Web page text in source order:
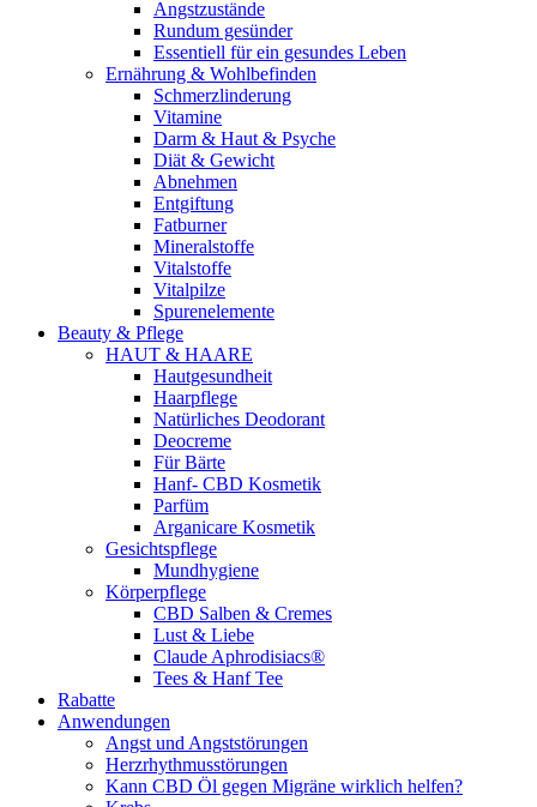
Angstzustände
Rundum gesünder
Essentiell für ein gesundes Leben
Ernährung & Wohlbefinden
Schmerzlinderung
Vitamine
Darm & Haut & Psyche
Diät & Gewicht
Abnehmen
Entgiftung
Fatburner
Mineralstoffe
Vitalstoffe
Vitalpilze
Spurenelemente
Beauty & Pflege
HAUT & HAARE
Hautgesundheit
Haarpflege
Natürliches Deodorant
Deocreme
Für Bärte
Hanf- CBD Kosmetik
Parfüm
Arganicare Kosmetik
Gesichtspflege
Mundhygiene
Körperpflege
CBD Salben & Cremes
Lust & Liebe
Claude Aphrodisiacs®
Tees & Hanf Tee
Rabatte
Anwendungen
Angst und Angststörungen
Herzrhythmusstörungen
Kann CBD Öl gegen Migräne wirklich helfen?